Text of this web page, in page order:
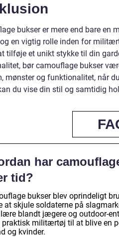
bukser er mere end bare en
en vigtig rolle inden for
tilføje et unikt stykke til din
bør camouflage bukser
mønster og funktionalitet, når
du vise din stil og samtidig
har
tid?
bukser blev oprindeligt
at skjule soldaterne på
blandt jægere og outdoor-
militærtøj til at blive en
og kvinder.